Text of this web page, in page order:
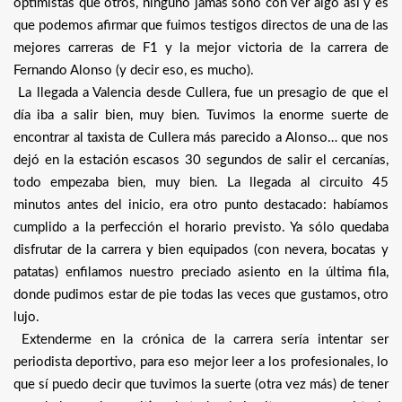
optimistas que otros, ninguno jamás soñó con ver algo así y es
que podemos afirmar que fuimos testigos directos de una de las
mejores carreras de F1 y la mejor victoria de la carrera de
Fernando Alonso (y decir eso, es mucho).
La llegada a Valencia desde Cullera, fue un presagio de que el
día iba a salir bien, muy bien. Tuvimos la enorme suerte de
encontrar al taxista de Cullera más parecido a Alonso… que nos
dejó en la estación escasos 30 segundos de salir el cercanías,
todo empezaba bien, muy bien. La llegada al circuito 45
minutos antes del inicio, era otro punto destacado: habíamos
cumplido a la perfección el horario previsto. Ya sólo quedaba
disfrutar de la carrera y bien equipados (con nevera, bocatas y
patatas) enfilamos nuestro preciado asiento en la última fila,
donde pudimos estar de pie todas las veces que gustamos, otro
lujo.
Extenderme en la crónica de la carrera sería intentar ser
periodista deportivo, para eso mejor leer a los profesionales, lo
que sí puedo decir que tuvimos la suerte (otra vez más) de tener